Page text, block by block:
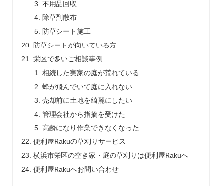
不用品回収
除草剤散布
防草シート施工
防草シートが向いている方
栄区で多いご相談事例
相続した実家の庭が荒れている
蜂が飛んでいて庭に入れない
売却前に土地を綺麗にしたい
管理会社から指摘を受けた
高齢になり作業できなくなった
便利屋Rakuの草刈りサービス
横浜市栄区の空き家・庭の草刈りは便利屋Rakuへ
便利屋Rakuへお問い合わせ